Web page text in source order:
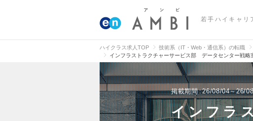
若手ハイキャリ
ハイクラス求人TOP 技術系（IT・Web・通信系）の転職
インフラストラクチャーサービス部 データセンター戦略
掲載期間 26/08/04～26/
インフラ